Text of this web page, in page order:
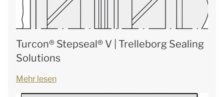
Turcon® Stepseal® V | Trelleborg Sealing
Solutions
Mehr lesen